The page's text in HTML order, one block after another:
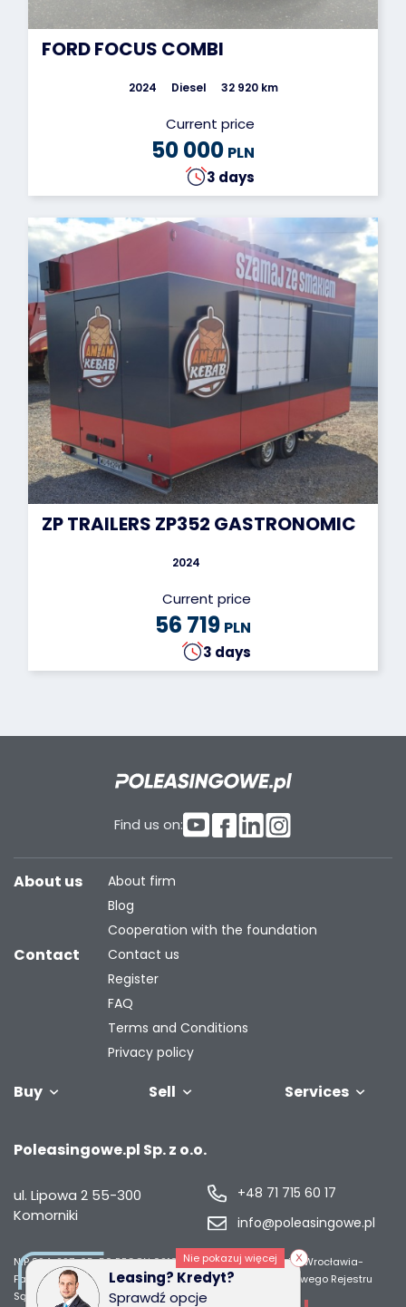
FORD FOCUS COMBI
2024 Diesel 32 920 km
Current price
50 000 PLN
3 days
ZP TRAILERS ZP352 GASTRONOMIC
2024
Current price
56 719 PLN
3 days
Nie pokazuj więcej
Leasing? Kredyt?
Sprawdź opcje
Find us on:
Buy Sell
your fleet
Services
About us
About firm
Blog
Cooperation with the foundation
Contact
Contact us
Register
FAQ
Terms and Conditions
Privacy policy
Poleasingowe.pl Sp. z o.o.
ul. Lipowa 2 55-300
Komorniki
+48 71 715 60 17
info@poleasingowe.pl
NIP 894-297-65-50REGON 021014968Sąd Rejonowy dla Wrocławia-
Fabrycznej we Wrocławiu, IX Wydział Gospodarczy Krajowego Rejestru
Sądowego;Wysokość kapitału zakładowego 50 000 zł